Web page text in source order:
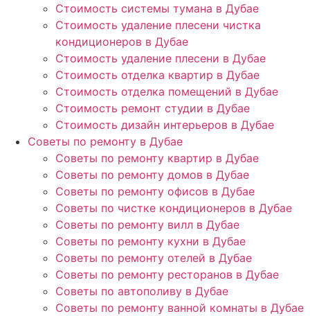
Стоимость системы тумана в Дубае
Стоимость удаление плесени чистка
кондиционеров в Дубае
Стоимость удаление плесени в Дубае
Стоимость отделка квартир в Дубае
Стоимость отделка помещений в Дубае
Стоимость ремонт студии в Дубае
Стоимость дизайн интерьеров в Дубае
Советы по ремонту в Дубае
Советы по ремонту квартир в Дубае
Советы по ремонту домов в Дубае
Советы по ремонту офисов в Дубае
Советы по чистке кондиционеров в Дубае
Советы по ремонту вилл в Дубае
Советы по ремонту кухни в Дубае
Советы по ремонту отелей в Дубае
Советы по ремонту ресторанов в Дубае
Советы по автополиву в Дубае
Советы по ремонту ванной комнаты в Дубае